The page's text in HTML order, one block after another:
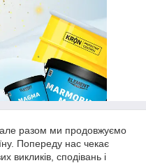
але разом ми продовжуємо
Попереду нас чекає
викликів, сподівань і